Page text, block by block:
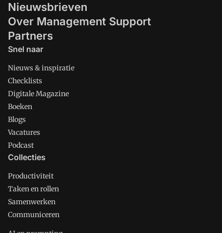
Nieuwsbrieven
Over Management Support
Partners
Snel naar
Nieuws & inspiratie
Checklists
Digitale Magazine
Boeken
Blogs
Vacatures
Podcast
Collecties
Productiviteit
Taken en rollen
Samenwerken
Communiceren